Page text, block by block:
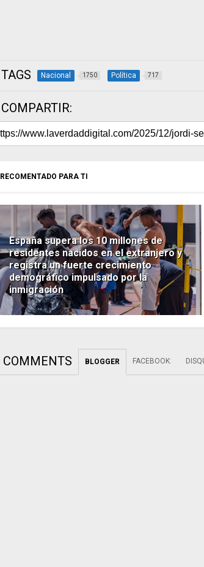
TAGS Nacional 1750 Política 717
COMPARTIR:
RECOMENTADO PARA TI
España supera los 10 millones de
residentes nacidos en el extranjero y
registra un fuerte crecimiento
demográfico impulsado por la
inmigración
COMMENTS BLOGGER FACEBOOK: